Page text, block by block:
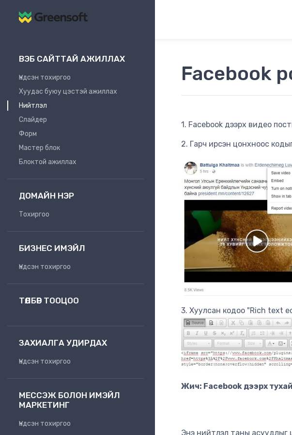
ВЭБ САЙТТАЙ АЖИЛЛАХ
Үндсэн тохиргоо
Хуудас буюу цэстэй ажиллах
Нийтлэл
Слайдер
Форм
Мастер блок
Блоктой ажиллах
ДОМАЙН НЭР
Тохиргоо
БИЗНЕС ИМЭЙЛ
Үндсэн тохиргоо
ТӨЛБӨР ТООЦОО
ЗАХИАЛГА УДИРДАХ
Үндсэн тохиргоо
МЕССЭЖ БОЛОН ИМЭЙЛ
МАРКЕТИНГ
Үндсэн тохиргоо
Facebook
1. Facebook дээрх видео
2. Гарч ирсэн цонхноос
3. Хуулсан кодоо "Rich text
Жич: Facebook дээрх
Энэ нийтлэл таны